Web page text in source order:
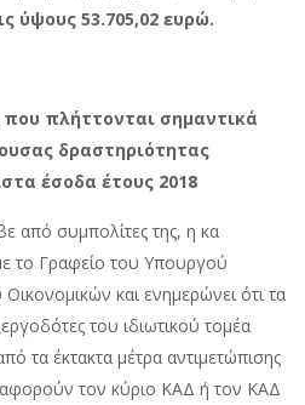
ύψους 53.705,02 ευρώ.
που πλήττονται σημαντικά
δραστηριότητας
έσοδα έτους 2018
από συμπολίτες της, η κα
το Γραφείο του Υπουργού
και ενημερώνει ότι τα
εργοδότες του ιδιωτικού τομέα
τα έκτακτα μέτρα αντιμετώπισης
τον κύριο ΚΑΔ ή τον ΚΑΔ